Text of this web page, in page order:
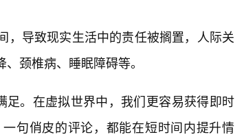
，导致现实生活中的责任被搁置，人际关
颈椎病、睡眠障碍等。
足。在虚拟世界中，我们更容易获得即时
句俏皮的评论，都能在短时间内提升情